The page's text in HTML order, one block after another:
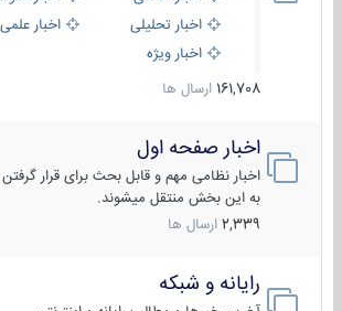
اخبار تحلیلی
اخبار علمی
اخبار ویژه
161,708 ارسال ها
اخبار صفحه اول
اخبار نظامی مهم و قابل بحث برای قرار گرفتن
به این بخش منتقل میشوند.
2,339 ارسال ها
رایانه و شبکه